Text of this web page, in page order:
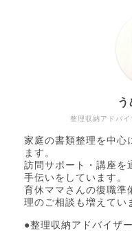
整理収納アドバ
う
家庭の書類整理を中心
ます。
訪問サポート・講座を
手伝いをしています。
育休ママさんの復職準
理のご相談も増えてい
●整理収納アドバイザ